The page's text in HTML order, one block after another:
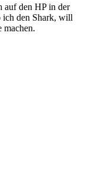
auf den HP in der
ich den Shark, will
machen.